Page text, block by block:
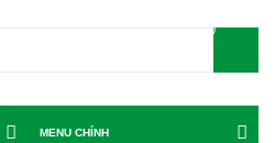
0
MENU CHÍNH